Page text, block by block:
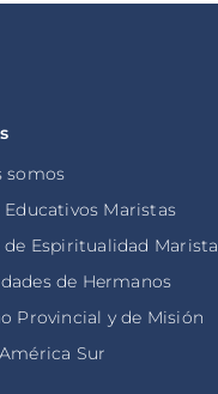
somos
Maristas
de Espiritualidad Marista
de Hermanos
Provincial y de Misión
Sur